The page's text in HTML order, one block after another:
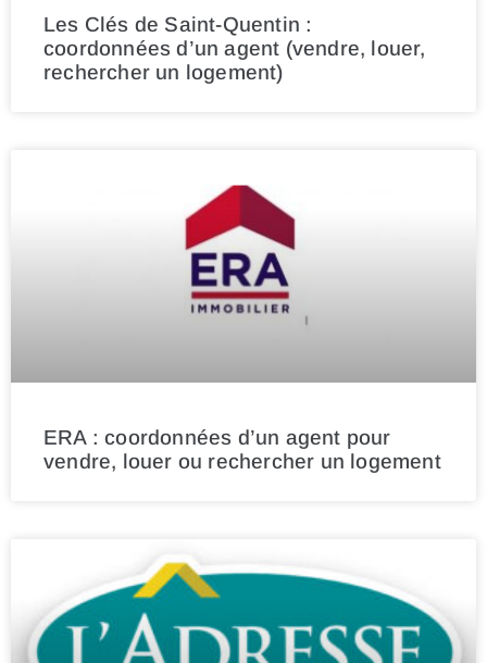
Les Clés de Saint-Quentin :
coordonnées d’un agent (vendre, louer,
rechercher un logement)
ERA : coordonnées d’un agent pour
vendre, louer ou rechercher un logement